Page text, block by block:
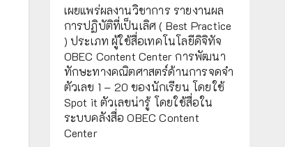
เผยแพร่ผลงานวิชาการ รายงานผล
การปฏิบัติที่เป็นเลิศ ( Best Practice
) ประเภท ผู้ใช้สื่อเทคโนโลยีดิจิทัจ
OBEC Content Center การพัฒนา
ทักษะทางคณิตศาสตร์ด้านการจดจำ
ตัวเลข 1 – 20 ของนักเรียน โดยใช้
Spot it ตัวเลขน่ารู้ โดยใช้สื่อใน
ระบบคลังสื่อ OBEC Content
Center